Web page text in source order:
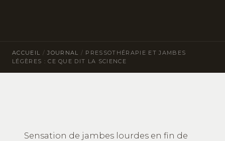
ACCUEIL / JOURNAL / PRESSOTHÉRAPIE ET JAMBES
LÉGÈRES : CE QUE DIT LA SCIENCE
Sensation de jambes lourdes en fin de